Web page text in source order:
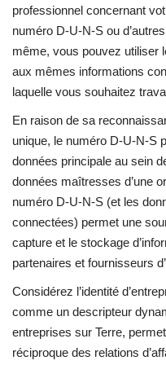
professionnel concernant
numéro D-U-N-S ou
même, vous pouvez utiliser
aux mêmes informations
laquelle vous souhaitez
En raison de sa
unique, le numéro D-U-N-S
données principale au sein
données maîtresses d’une
numéro D-U-N-S (et les
connectées) permet une
capture et le stockage
partenaires et fournisseurs
Considérez l’identité
comme un descripteur
entreprises sur Terre,
réciproque des relations